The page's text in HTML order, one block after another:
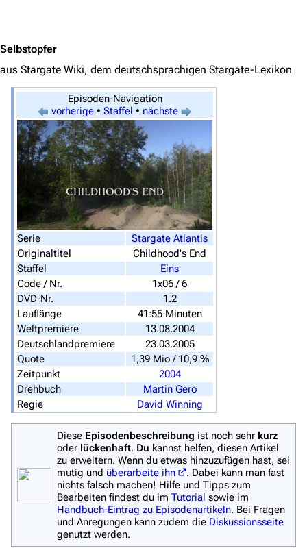
3638 2133 346.354
Navigation
Von A bis Z
Zufälliger Artikel
Spezialseiten
Datei hochladen
Filme und Serien
Überblick
Stargate SG-1
Stargate Atlantis
Selbstopfer
aus Stargate Wiki, dem deutschsprachigen Stargate-Lexikon
Episoden-Navigation
vorherige • Staffel • nächste
Serie
Stargate Atlantis
Originaltitel
Childhood's End
Staffel
Eins
Code / Nr.
1x06 / 6
DVD-Nr.
1.2
Lauflänge
41:55 Minuten
Weltpremiere
13.08.2004
Deutschlandpremiere
23.03.2005
Quote
1,39 Mio / 10,9 %
Zeitpunkt
2004
Drehbuch
Martin Gero
Regie
David Winning
Diese Episodenbeschreibung ist noch sehr kurz
oder lückenhaft. Du kannst helfen, diesen Artikel
zu erweitern. Wenn du etwas hinzuzufügen hast, sei
mutig und überarbeite ihn
. Dabei kann man fast
nichts falsch machen! Hilfe und Tipps zum
Bearbeiten findest du im Tutorial sowie im
Handbuch-Eintrag zu Episodenartikeln. Bei Fragen
und Anregungen kann zudem die Diskussionsseite
genutzt werden.